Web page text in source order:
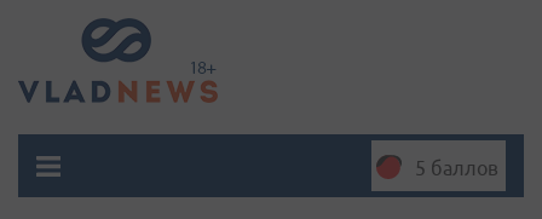
5 баллов